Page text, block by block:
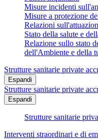
Misure incidenti
Misure a protezione
Relazioni
Stato della salute e
Relazione sullo stato
dell'Ambiente e della
Strutture sanitarie private
Espandi
Strutture sanitarie private
Espandi
Strutture sanitarie
Interventi straordinari e di